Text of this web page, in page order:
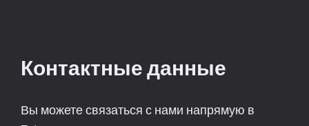
Контактные данные
Вы можете связаться с нами напрямую в